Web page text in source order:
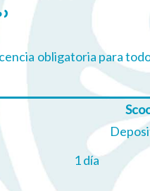
obligatoria para
1 día